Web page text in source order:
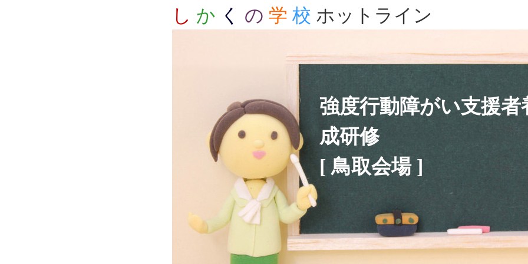
し か く の 学 校 ホットライン
強度行動障がい支援者
成研修
[ 鳥取会場 ]